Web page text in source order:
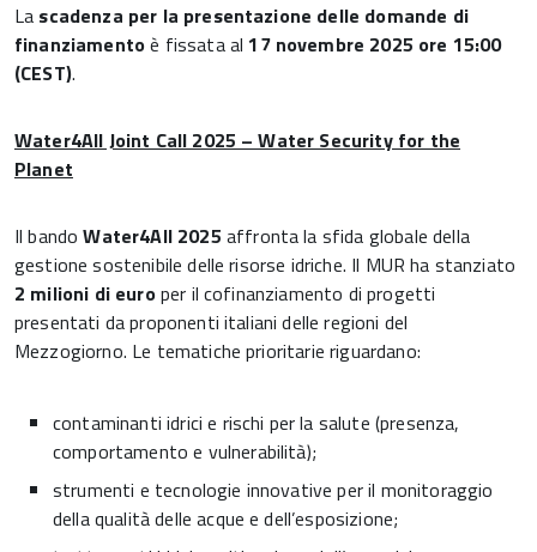
La scadenza per la presentazione delle domande di
finanziamentoè fissata al17 novembre 2025 ore 15:00
(CEST).
Water4All Joint Call 2025 – Water Security for the
Planet
Il bandoWater4All 2025 affronta la sfida globale della
gestione sostenibile delle risorse idriche. Il MUR ha stanziato
2 milioni di europer il cofinanziamento di progetti
presentati da proponenti italiani delle regioni del
Mezzogiorno. Le tematiche prioritarie riguardano:
contaminanti idrici e rischi per la salute (presenza,
comportamento e vulnerabilità);
strumenti e tecnologie innovative per il monitoraggio
della qualità delle acque e dell’esposizione;